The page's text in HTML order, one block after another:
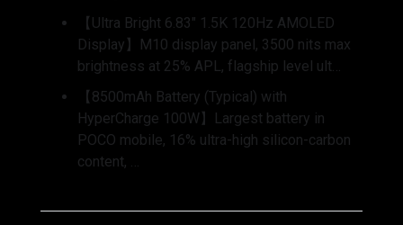
【Ultra Bright 6.83″ 1.5K 120Hz AMOLED
Display】M10 display panel, 3500 nits max
brightness at 25% APL, flagship level ult…
【8500mAh Battery (Typical) with
HyperCharge 100W】Largest battery in
POCO mobile, 16% ultra-high silicon-carbon
content, …